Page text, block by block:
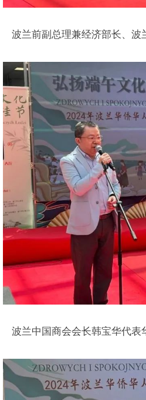
波兰前副总理兼经济部长、波
波兰中国商会会长韩宝华代表